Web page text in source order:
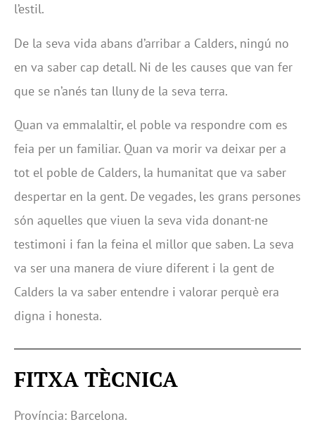
l’estil.
De la seva vida abans d’arribar a Calders, ningú no
en va saber cap detall. Ni de les causes que van fer
que se n’anés tan lluny de la seva terra.
Quan va emmalaltir, el poble va respondre com es
feia per un familiar. Quan va morir va deixar per a
tot el poble de Calders, la humanitat que va saber
despertar en la gent. De vegades, les grans persones
són aquelles que viuen la seva vida donant-ne
testimoni i fan la feina el millor que saben. La seva
va ser una manera de viure diferent i la gent de
Calders la va saber entendre i valorar perquè era
digna i honesta.
FITXA TÈCNICA
Província: Barcelona.